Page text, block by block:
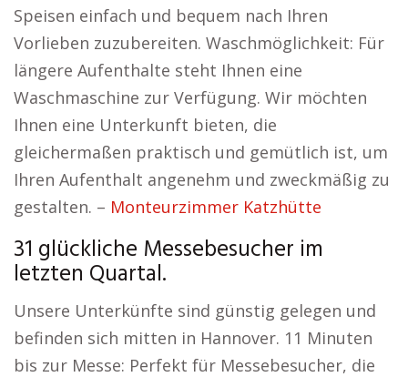
Speisen einfach und bequem nach Ihren
Vorlieben zuzubereiten. Waschmöglichkeit: Für
längere Aufenthalte steht Ihnen eine
Waschmaschine zur Verfügung. Wir möchten
Ihnen eine Unterkunft bieten, die
gleichermaßen praktisch und gemütlich ist, um
Ihren Aufenthalt angenehm und zweckmäßig zu
gestalten. – Monteurzimmer Katzhütte
31 glückliche Messebesucher im
letzten Quartal.
Unsere Unterkünfte sind günstig gelegen und
befinden sich mitten in Hannover. 11 Minuten
bis zur Messe: Perfekt für Messebesucher, die